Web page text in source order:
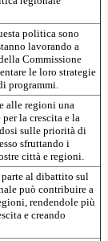
politica sono
lavorando a
Commissione
le loro strategie
programmi.
alle regioni una
la crescita e la
sulle priorità di
sfruttando i
città e regioni.
al dibattito sul
può contribuire a
rendendole più
e creando